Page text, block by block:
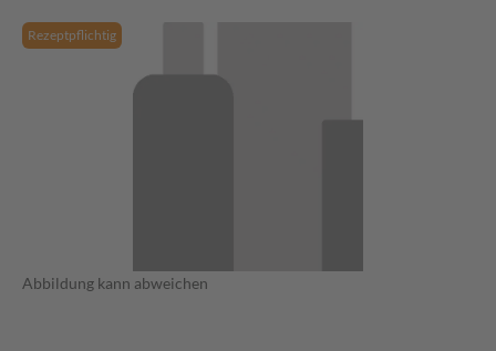
Rezeptpflichtig
Abbildung kann abweichen